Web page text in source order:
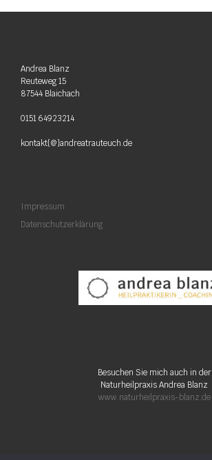
Andrea Blanz
Reuteweg 15
87544 Blaichach
0151 64923214
kontakt{@}andreatrauteuch.de
Impressum
Datenschutzerklärung
Besuchen Sie mich auch in der
Naturheilpraxis Andrea Blanz
www.naturheilpraxis-blanz.de